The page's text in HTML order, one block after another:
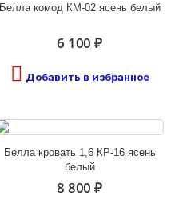
Белла комод КМ-02 ясень белый
6 100 ₽
Добавить в избранное
Белла кровать 1,6 КР-16 ясень
белый
8 800 ₽